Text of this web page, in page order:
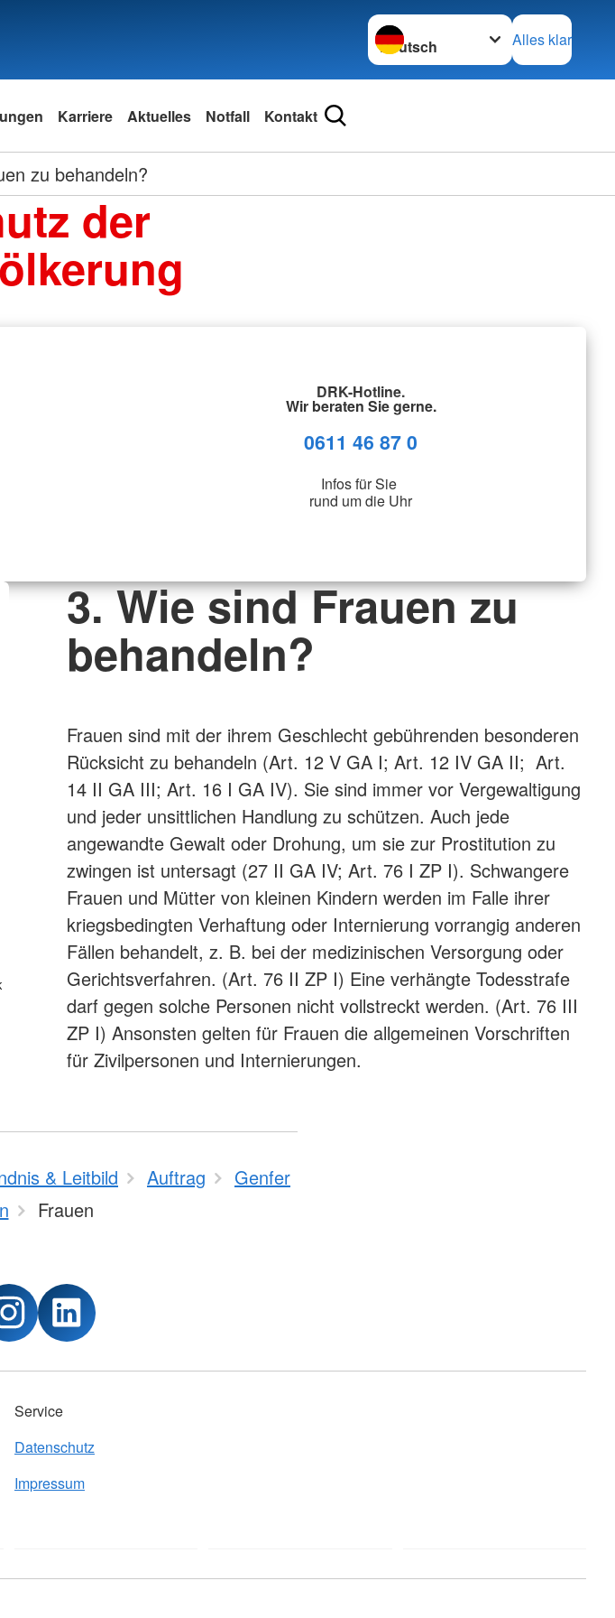
Sprache wechseln zu
Alles klar
Karriere Aktuelles Notfall Kontakt
zu behandeln?
der
DRK-Hotline.
Wir beraten Sie gerne.
0611 46 87 0
Infos für Sie
rund um die Uhr
3. Wie sind Frauen zu
behandeln?
Frauen sind mit der ihrem Geschlecht gebührenden besonderen
Rücksicht zu behandeln (Art. 12 V GA I; Art. 12 IV GA II; Art.
14 II GA III; Art. 16 I GA IV). Sie sind immer vor Vergewaltigung
und jeder unsittlichen Handlung zu schützen. Auch jede
angewandte Gewalt oder Drohung, um sie zur Prostitution zu
zwingen ist untersagt (27 II GA IV; Art. 76 I ZP I). Schwangere
Frauen und Mütter von kleinen Kindern werden im Falle ihrer
kriegsbedingten Verhaftung oder Internierung vorrangig anderen
Fällen behandelt, z. B. bei der medizinischen Versorgung oder
Gerichtsverfahren. (Art. 76 II ZP I) Eine verhängte Todesstrafe
darf gegen solche Personen nicht vollstreckt werden. (Art. 76 III
ZP I) Ansonsten gelten für Frauen die allgemeinen Vorschriften
für Zivilpersonen und Internierungen.
& Leitbild Auftrag
Genfer
Frauen
Service
Datenschutz
Impressum